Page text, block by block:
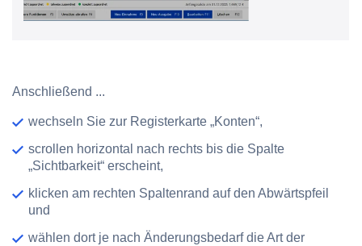
Anschließend ...
wechseln Sie zur Registerkarte „Konten“,
scrollen horizontal nach rechts bis die Spalte
„Sichtbarkeit“ erscheint,
klicken am rechten Spaltenrand auf den Abwärtspfeil
und
wählen dort je nach Änderungsbedarf die Art der